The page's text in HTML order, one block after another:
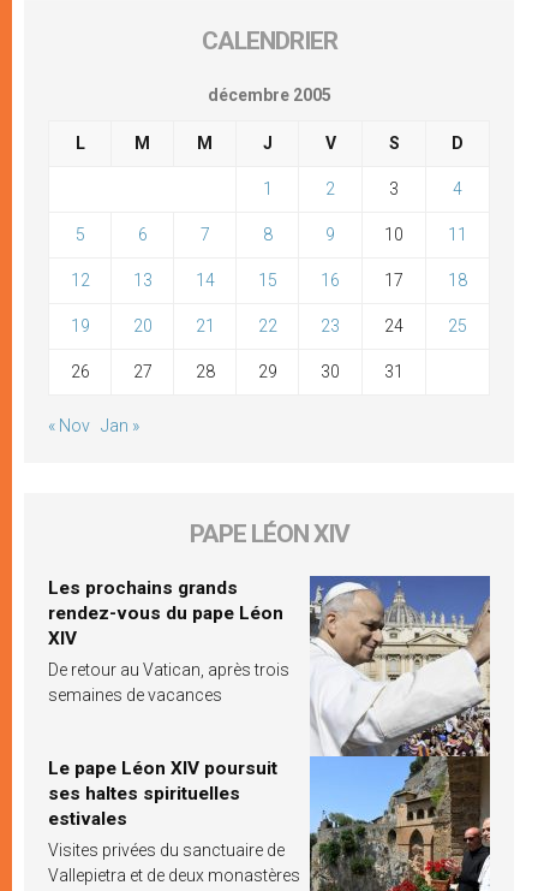
CALENDRIER
décembre 2005
L M M J V S D
1 2 3 4
5 6 7 8 9 10 11
12 13 14 15 16 17 18
19 20 21 22 23 24 25
26 27 28 29 30 31
« Nov Jan »
PAPE LÉON XIV
Les prochains grands
rendez-vous du pape Léon
XIV
De retour au Vatican, après trois
semaines de vacances
Le pape Léon XIV poursuit
ses haltes spirituelles
estivales
Visites privées du sanctuaire de
Vallepietra et de deux monastères